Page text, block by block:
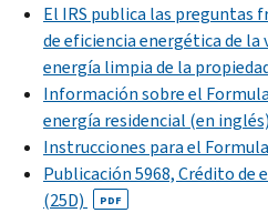
El IRS publica las preguntas
de eficiencia energética de
energía limpia de la
Información sobre el
energía residencial (en inglés)
Instrucciones para el
Publicación 5968, Crédito de
(25D)
PDF